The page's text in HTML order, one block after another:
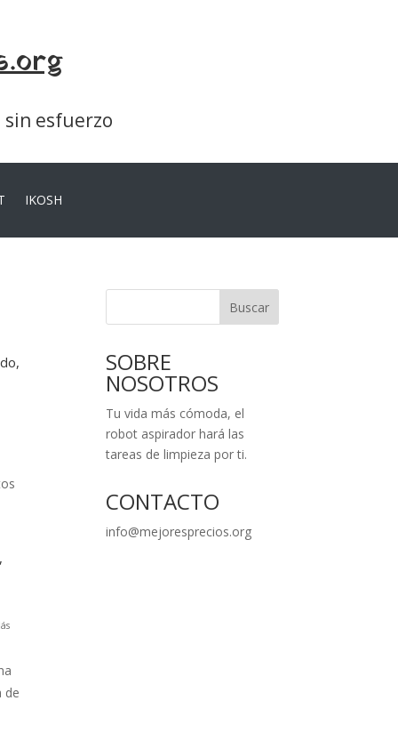
esfuerzo
IKOSH
de
Buscar
SOBRE
NOSOTROS
Tu vida más cómoda, el
robot aspirador hará las
tareas de limpieza por ti.
CONTACTO
info@mejoresprecios.org